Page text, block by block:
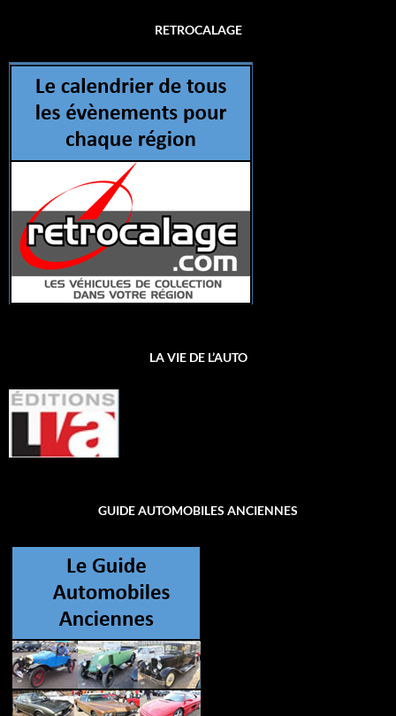
RETROCALAGE
LA VIE DE L’AUTO
GUIDE AUTOMOBILES ANCIENNES